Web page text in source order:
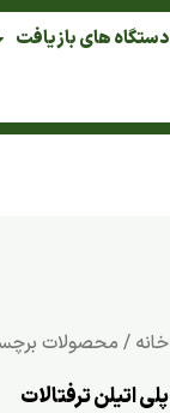
دستگاه های بازیافت
خانه / محصولات
پلی اتیلن ترفتالات